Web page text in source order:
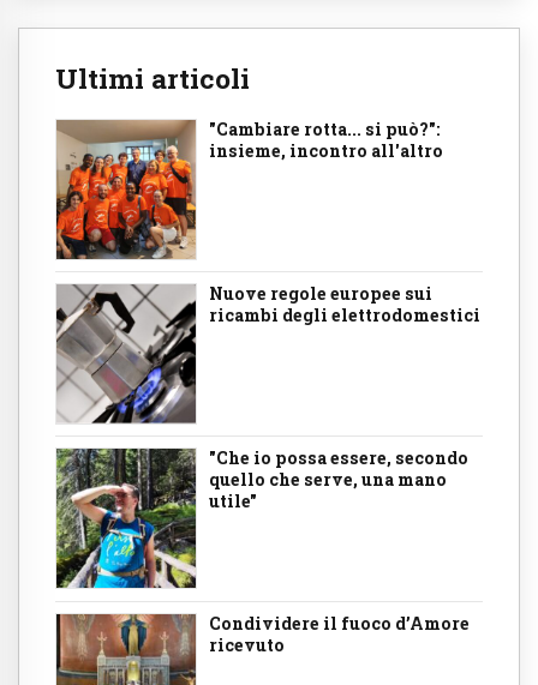
Ultimi articoli
"Cambiare rotta... si può?":
insieme, incontro all'altro
Nuove regole europee sui
ricambi degli elettrodomestici
"Che io possa essere, secondo
quello che serve, una mano
utile"
Condividere il fuoco d’Amore
ricevuto